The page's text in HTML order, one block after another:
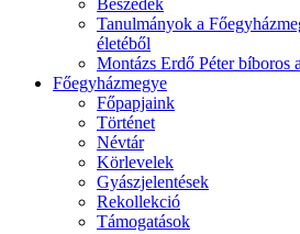
Beszédek
Tanulmányok a
életéből
Montázs Erdő Péter bíboros
Főegyházmegye
Főpapjaink
Történet
Névtár
Körlevelek
Gyászjelentések
Rekollekció
Támogatások